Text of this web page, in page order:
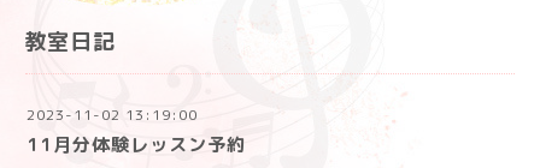
教室日記
2023-11-02 13:19:00
11月分体験レッスン予約